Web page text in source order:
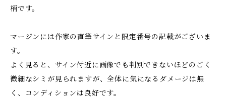
柄です。
マージンには作家の直筆サインと限定番号の記載がございま
す。
よく見ると、サイン付近に画像でも判別できないほどのごく
微細なシミが見られますが、全体に気になるダメージは無
く、コンディションは良好です。